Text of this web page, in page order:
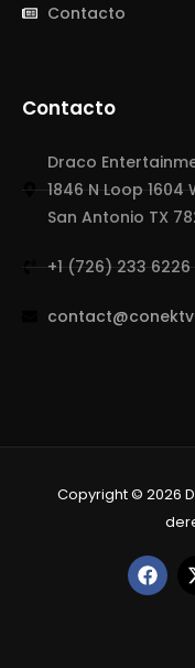
Contacto
Contacto
Draco
1846 N Loop 1604
San Antonio TX
+1 (726) 233 6226
Copyright © 2026